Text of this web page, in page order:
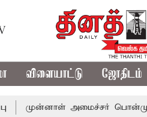
விளையாட்டு ஜோதிடம்
அமைச்சர் பொன்முடிக்கு